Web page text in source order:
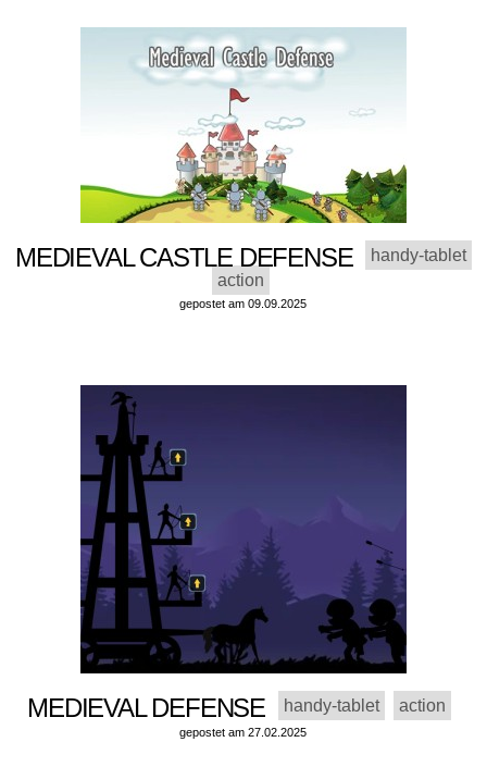
MEDIEVAL CASTLE DEFENSE
handy-tablet
action
gepostet am 09.09.2025
MEDIEVAL DEFENSE handy-tablet action
gepostet am 27.02.2025